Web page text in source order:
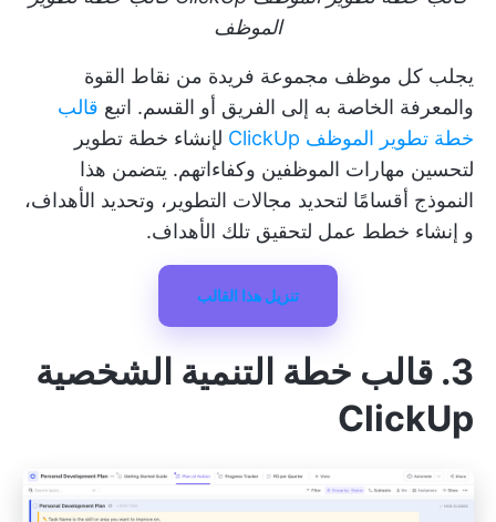
الموظف
يجلب كل موظف مجموعة فريدة من نقاط القوة
والمعرفة الخاصة به إلى الفريق أو القسم. اتبع قالب
خطة تطوير الموظف ClickUp
لإنشاء خطة تطوير
لتحسين مهارات الموظفين وكفاءاتهم. يتضمن هذا
النموذج أقسامًا لتحديد مجالات التطوير، وتحديد الأهداف،
و إنشاء خطط عمل لتحقيق تلك الأهداف.
تنزيل هذا القالب
3. قالب خطة التنمية الشخصية
ClickUp